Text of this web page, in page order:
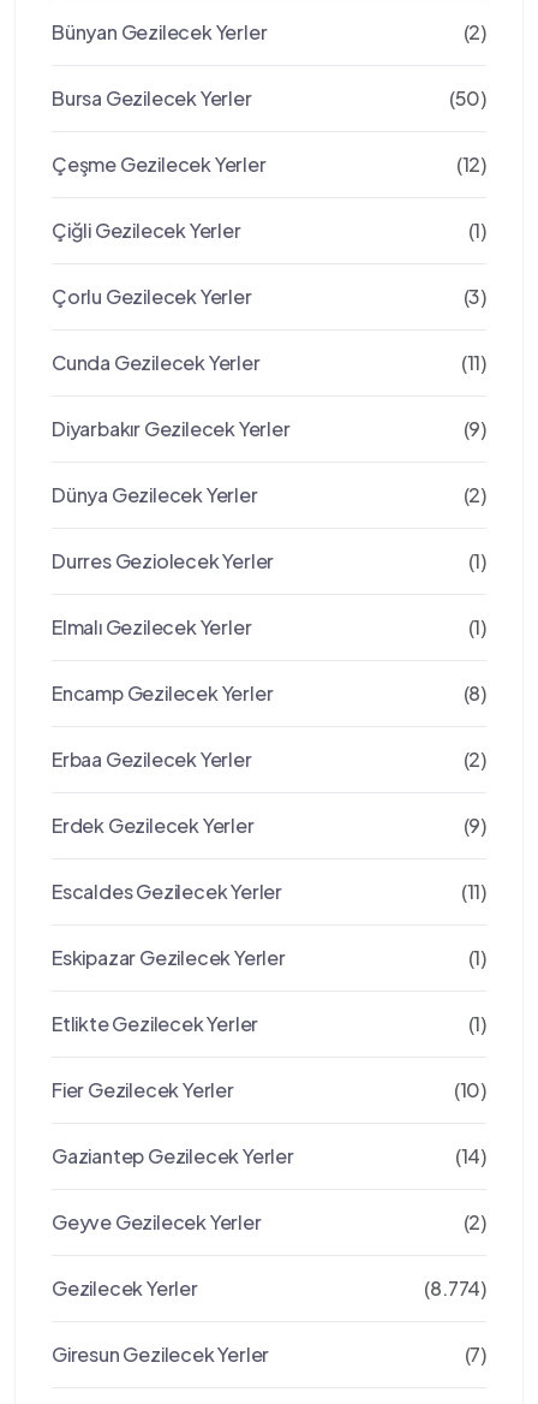
Bünyan Gezilecek Yerler (2)
Bursa Gezilecek Yerler (50)
Çeşme Gezilecek Yerler (12)
Çiğli Gezilecek Yerler (1)
Çorlu Gezilecek Yerler (3)
Cunda Gezilecek Yerler (11)
Diyarbakır Gezilecek Yerler (9)
Dünya Gezilecek Yerler (2)
Durres Geziolecek Yerler (1)
Elmalı Gezilecek Yerler (1)
Encamp Gezilecek Yerler (8)
Erbaa Gezilecek Yerler (2)
Erdek Gezilecek Yerler (9)
Escaldes Gezilecek Yerler (11)
Eskipazar Gezilecek Yerler (1)
Etlikte Gezilecek Yerler (1)
Fier Gezilecek Yerler (10)
Gaziantep Gezilecek Yerler (14)
Geyve Gezilecek Yerler (2)
Gezilecek Yerler (8.774)
Giresun Gezilecek Yerler (7)